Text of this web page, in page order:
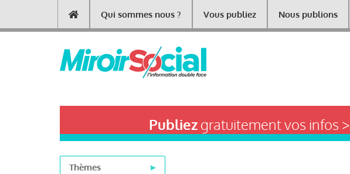
contenu
Main
navigation
Qui sommes nous ? Vous publiez Nous publions
Publiezgratuitement vos infos >
Thèmes